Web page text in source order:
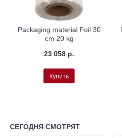
Packaging material Foil 30
cm 20 kg
23 058 р.
Купить
СЕГОДНЯ СМОТРЯТ